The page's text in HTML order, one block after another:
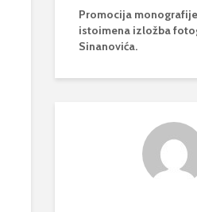
Promocija
istoimena izložba
Sinanovića.